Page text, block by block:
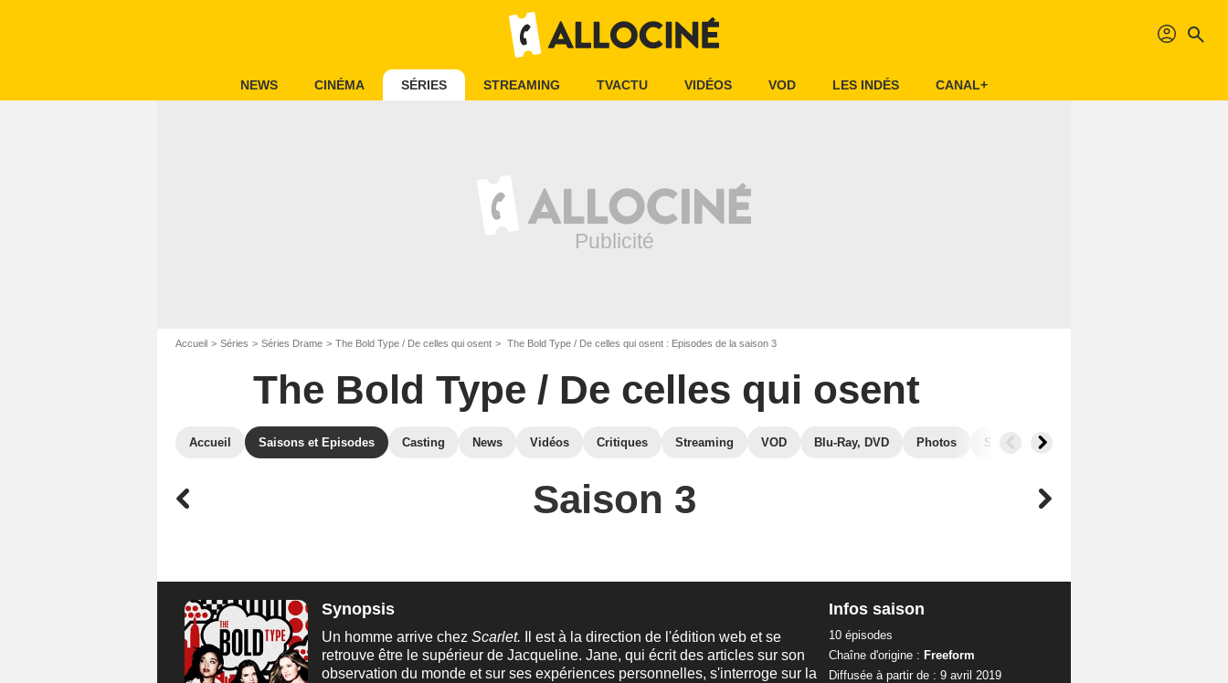
profil search
NEWS CINÉMA SÉRIES STREAMING TVACTU VIDÉOS VOD LES INDÉS CANAL+
Accueil Séries Séries Drame The Bold Type / De celles qui osent The Bold Type / De celles qui osent : Episodes de la saison 3
The Bold Type / De celles qui osent
Accueil Saisons et Episodes Casting News Vidéos Critiques Streaming VOD Blu-Ray, DVD Photos Secrets de tournage
Saison 3
Synopsis
Un homme arrive chezScarlet. Il est à la direction de l'édition web et se
retrouve être le supérieur de Jacqueline. Jane, qui écrit des articles sur son
observation du monde et sur ses expériences personnelles, s'interroge sur la
Infos saison
10 épisodes
Chaîne d'origine : Freeform
Diffusée à partir de : 9 avril 2019